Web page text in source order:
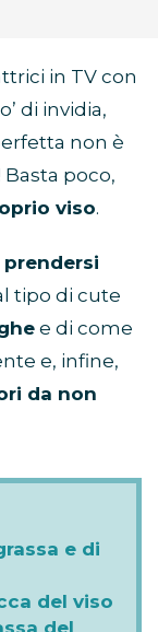
in TV con
di invidia,
non è
poco,
viso.
prendersi
tipo di cute
e di come
e, infine,
da non
e di
del viso